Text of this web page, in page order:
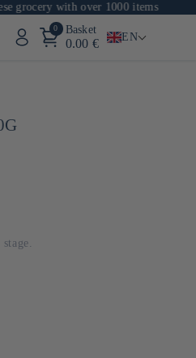
with over 1000 items
0 Basket
0.00 € EN